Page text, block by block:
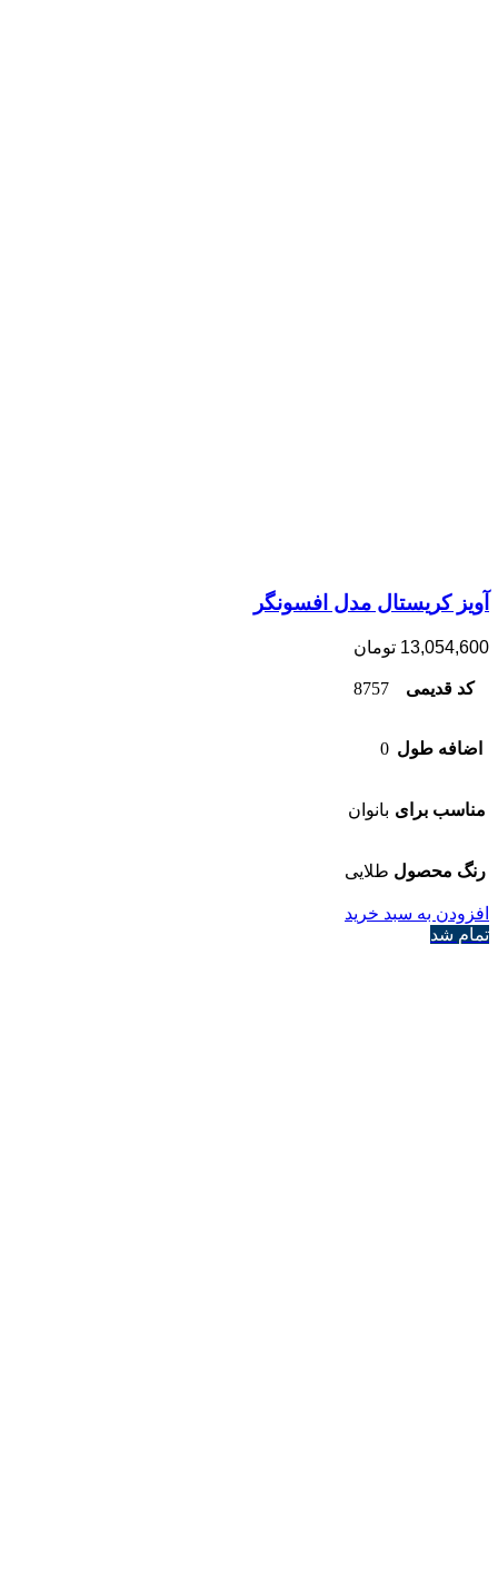
آویز کریستال مدل افسونگر
13,054,600 تومان
کد قدیمی 8757
اضافه طول 0
مناسب برای بانوان
رنگ محصول طلایی
افزودن به سبد خرید
تمام شد